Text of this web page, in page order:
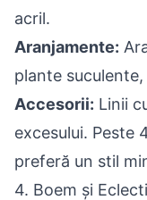
acril.
Aranjamente:
plante
Accesorii: Linii
excesului. Peste
preferă un stil
4. Boem și